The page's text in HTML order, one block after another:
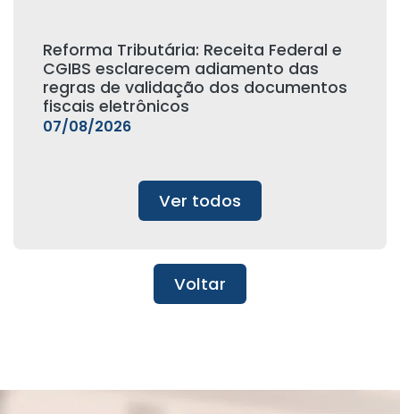
Reforma Tributária: Receita Federal e
CGIBS esclarecem adiamento das
regras de validação dos documentos
fiscais eletrônicos
07/08/2026
Ver todos
Voltar